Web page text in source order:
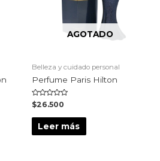
AGOTADO
Belleza y cuidado personal
Perfume Paris Hilton
Valorado
en
0
$26.500
Leer más